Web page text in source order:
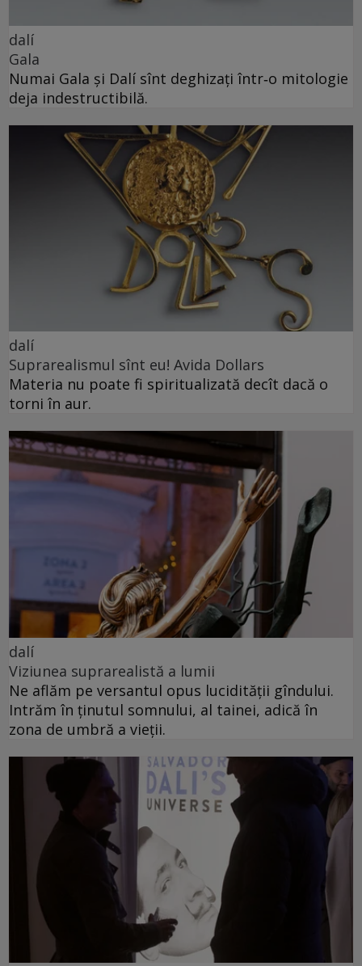
dalí
Gala
Numai Gala și Dalí sînt deghizați într‑o mitologie
deja indestructibilă.
dalí
Suprarealismul sînt eu! Avida Dollars
Materia nu poate fi spiritualizată decît dacă o
torni în aur.
dalí
Viziunea suprarealistă a lumii
Ne aflăm pe versantul opus lucidității gîndului.
Intrăm în ținutul somnului, al tainei, adică în
zona de umbră a vieții.